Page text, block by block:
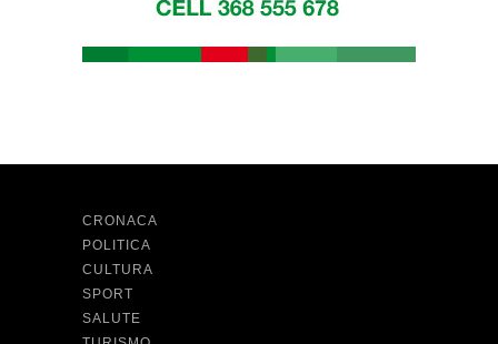
CRONACA
POLITICA
CULTURA
SPORT
SALUTE